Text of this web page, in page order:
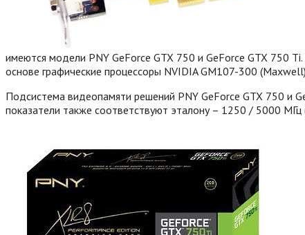
имеются модели PNY GeForce GTX 750 и GeForce GTX 750
основе графические процессоры NVIDIA GM107-300
Подсистема видеопамяти решений PNY GeForce GTX 750 и
показатели также соответствуют эталону – 1250 / 5000